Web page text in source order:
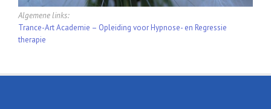
Algemene links:
Trance-Art Academie – Opleiding voor Hypnose- en Regressie
therapie